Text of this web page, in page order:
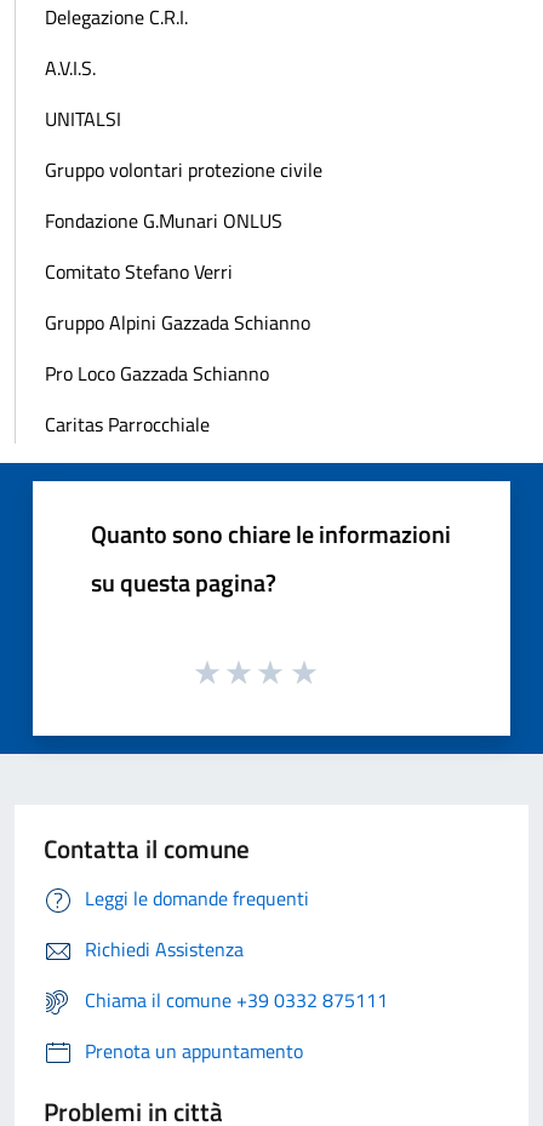
Delegazione C.R.I.
A.V.I.S.
UNITALSI
Gruppo volontari protezione civile
Fondazione G.Munari ONLUS
Comitato Stefano Verri
Gruppo Alpini Gazzada Schianno
Pro Loco Gazzada Schianno
Caritas Parrocchiale
Quanto sono chiare le informazioni
su questa pagina?
Contatta il comune
Leggi le domande frequenti
Richiedi Assistenza
Chiama il comune +39 0332 875111
Prenota un appuntamento
Problemi in città